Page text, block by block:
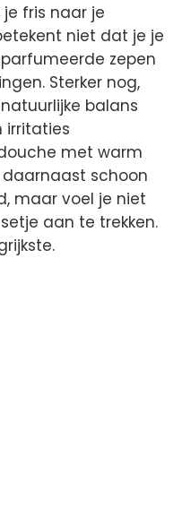
fris naar je
niet dat je je
zepen
Sterker nog,
balans
irritaties
met warm
schoon
maar voel je niet
aan te trekken.